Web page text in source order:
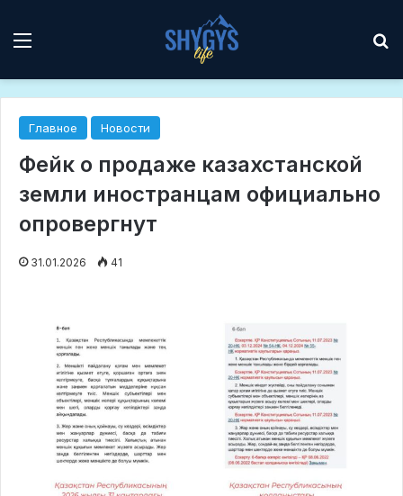
Мәзір
Главное Новости
Фейк о продаже казахстанской
земли иностранцам официально
опровергнут
31.01.2026 41